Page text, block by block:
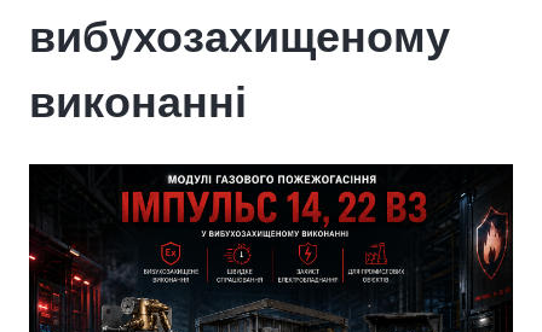
вибухозахищеному
виконанні